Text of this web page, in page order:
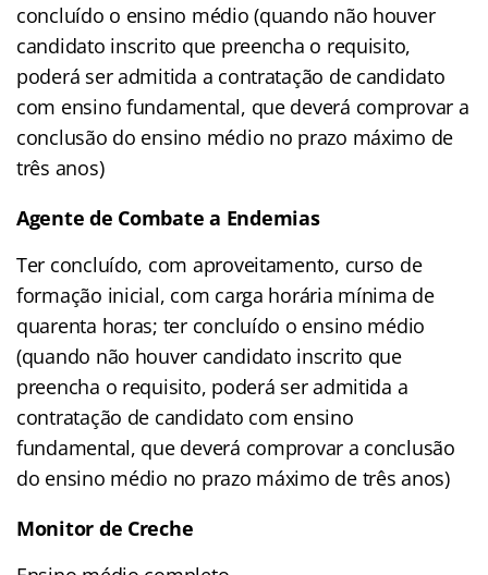
concluído o ensino médio (quando não houver
candidato inscrito que preencha o requisito,
poderá ser admitida a contratação de candidato
com ensino fundamental, que deverá comprovar a
conclusão do ensino médio no prazo máximo de
três anos)
Agente de Combate a Endemias
Ter concluído, com aproveitamento, curso de
formação inicial, com carga horária mínima de
quarenta horas; ter concluído o ensino médio
(quando não houver candidato inscrito que
preencha o requisito, poderá ser admitida a
contratação de candidato com ensino
fundamental, que deverá comprovar a conclusão
do ensino médio no prazo máximo de três anos)
Monitor de Creche